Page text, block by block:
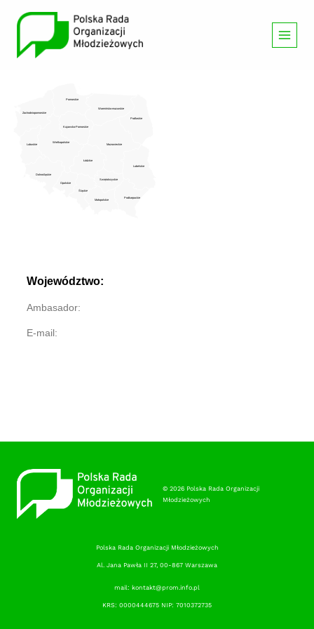
© 2026 Polska Rada Organizacji
Młodzieżowych
Polska Rada Organizacji Młodzieżowych
Al. Jana Pawła II 27, 00-867 Warszawa
mail: kontakt@prom.info.pl
KRS: 0000444675 NIP: 7010372735